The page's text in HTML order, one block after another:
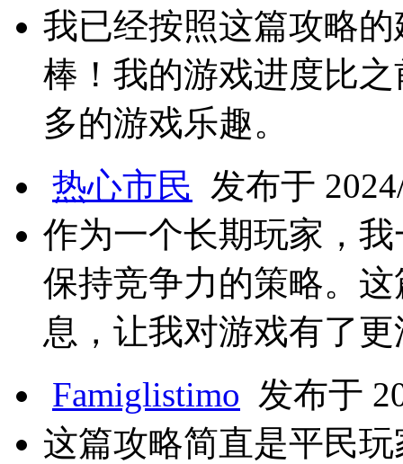
我已经按照这篇攻略
棒！我的游戏进度比
多的游戏乐趣。
热心市民 发布于
作为一个长期玩家，
保持竞争力的策略。
息，让我对游戏有了
Famiglistimo 发布于
这篇攻略简直是平民